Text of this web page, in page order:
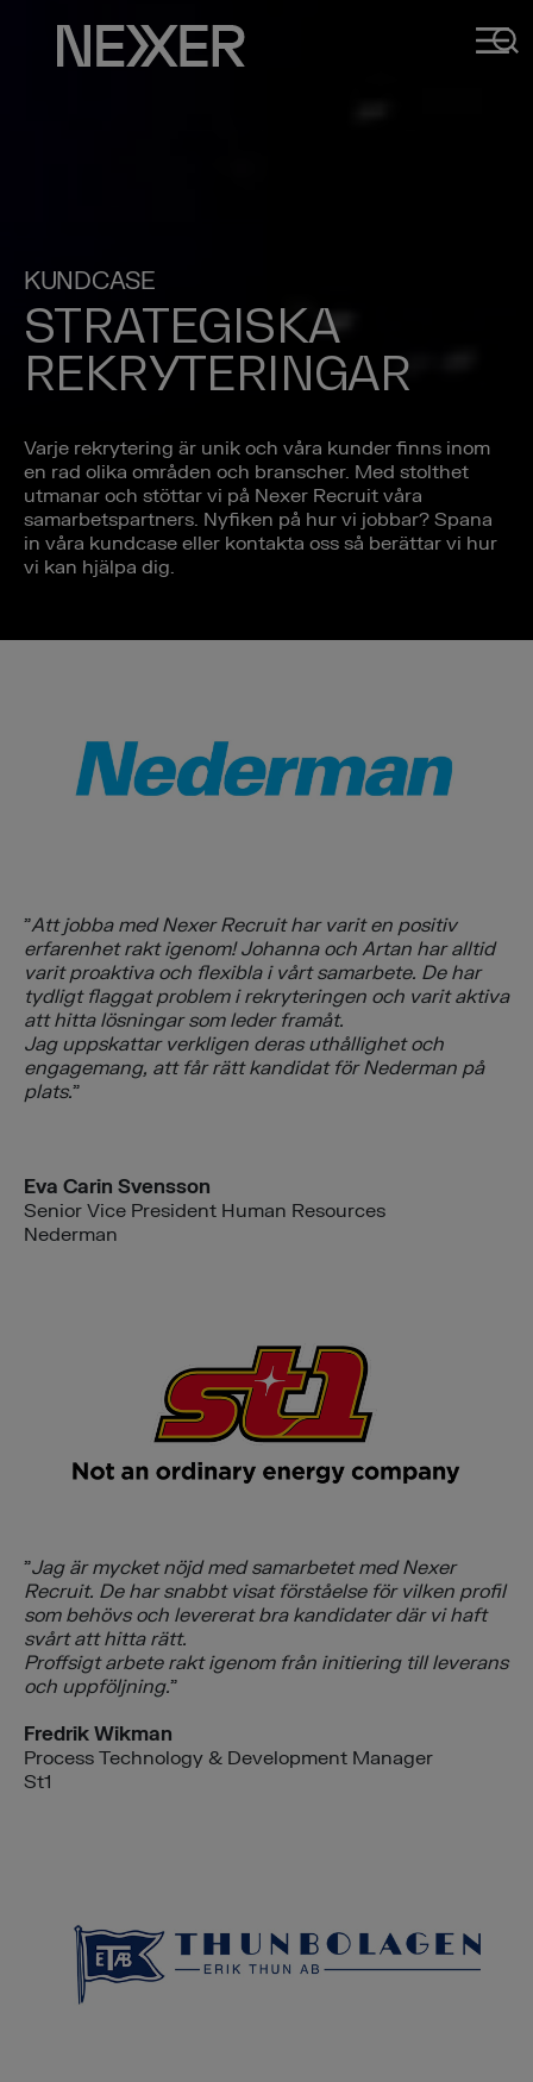
KUNDCASE
STRATEGISKA
REKRYTERINGAR
Varje rekrytering är unik och våra kunder finns inom
en rad olika områden och branscher. Med stolthet
utmanar och stöttar vi på Nexer Recruit våra
samarbetspartners. Nyfiken på hur vi jobbar? Spana
in våra kundcase eller kontakta oss så berättar vi hur
vi kan hjälpa dig.
”Att jobba med Nexer Recruit har varit en positiv
erfarenhet rakt igenom! Johanna och Artan har alltid
varit proaktiva och flexibla i vårt samarbete. De har
tydligt flaggat problem i rekryteringen och varit aktiva
att hitta lösningar som leder framåt.
Jag uppskattar verkligen deras uthållighet och
engagemang, att får rätt kandidat för Nederman på
plats.”
Eva Carin Svensson
Senior Vice President Human Resources
Nederman
”Jag är mycket nöjd med samarbetet med Nexer
Recruit. De har snabbt visat förståelse för vilken profil
som behövs och levererat bra kandidater där vi haft
svårt att hitta rätt.
Proffsigt arbete rakt igenom från initiering till leverans
och uppföljning.”
Fredrik Wikman
Process Technology & Development Manager
St1